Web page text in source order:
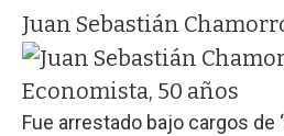
Juan Sebastián
Economista, 50 años
Fue arrestado bajo cargos de